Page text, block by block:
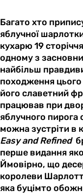
Багато хто
яблучної
кухарю 19
одному з
найбільш
походження цього
його славетний
працював при
яблучного
можна зустріти в
Easy and Refined
перше видання
Ймовірно, що
королеви
яка буцімто